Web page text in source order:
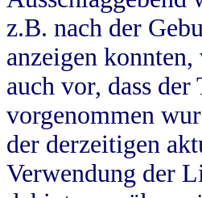
z.B. nach der
anzeigen
auch vor, dass
vorgenommen
der derzeitigen
Verwendung der